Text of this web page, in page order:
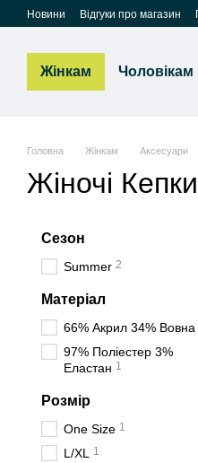
Перейти до основного
Новини Відгуки про магазин
Жінкам Чоловікам
Головна Жінкам Аксесуари
Жіночі Кепки
Сезон
Summer 2
Матеріал
66% Акрил 34% Вовна
97% Поліестер 3%
Еластан 1
Розмір
One Size 1
L/XL 1